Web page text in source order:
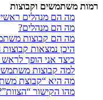
רמות משתמשים וקבוצות
מה הם מנהלים
מה הם מנהלים?
מה הם קבוצות
היכן נמצאות
כיצד אני הופך
למה קבוצות
מה היא “קבוצת
מהו הקישור